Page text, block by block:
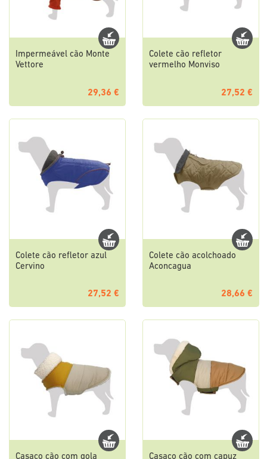
Impermeável cão Monte
Vettore
29,36 €
Colete cão refletor
vermelho Monviso
27,52 €
Colete cão refletor azul
Cervino
27,52 €
Colete cão acolchoado
Aconcagua
28,66 €
Casaco cão com gola Casaco cão com capuz